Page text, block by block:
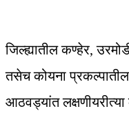
जिल्ह्यातील कण्हेर,
तसेच कोयना
आठवड्यांत